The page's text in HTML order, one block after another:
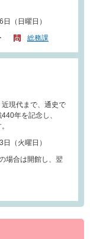
（日曜日）
総務課
現代まで、通史で
年を記念し、
（火曜日）
場合は開館し、翌